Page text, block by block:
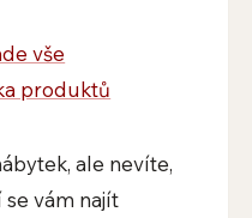
vše
produktů
ale nevíte,
vám najít